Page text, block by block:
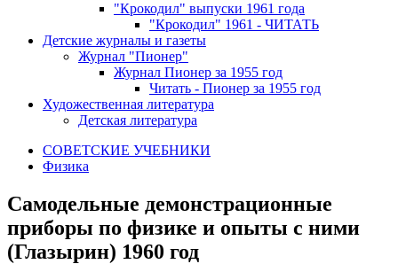
"Крокодил" выпуски 1961 года
"Крокодил" 1961 - ЧИТАТЬ
Детские журналы и газеты
Журнал "Пионер"
Журнал Пионер за 1955 год
Читать - Пионер за 1955 год
Художественная литература
Детская литература
СОВЕТСКИЕ УЧЕБНИКИ
Физика
Самодельные демонстрационные
приборы по физике и опыты с ними
(Глазырин) 1960 год